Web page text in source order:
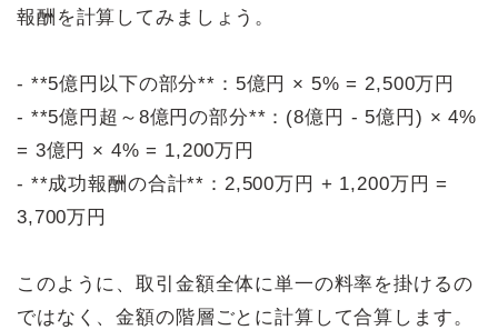
報酬を計算してみましょう。
- **5億円以下の部分**：5億円 × 5% = 2,500万円
- **5億円超～8億円の部分**：(8億円 - 5億円) × 4%
= 3億円 × 4% = 1,200万円
- **成功報酬の合計**：2,500万円 + 1,200万円 =
3,700万円
このように、取引金額全体に単一の料率を掛けるの
ではなく、金額の階層ごとに計算して合算します。